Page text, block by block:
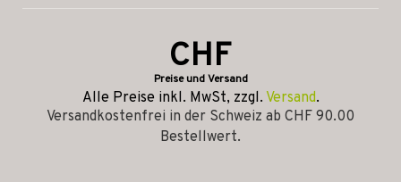
CHF
Preise und Versand
Alle Preise inkl. MwSt, zzgl. Versand.
Versandkostenfrei in der Schweiz ab CHF 90.00
Bestellwert.